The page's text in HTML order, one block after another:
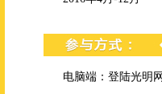
电脑端：登陆光明